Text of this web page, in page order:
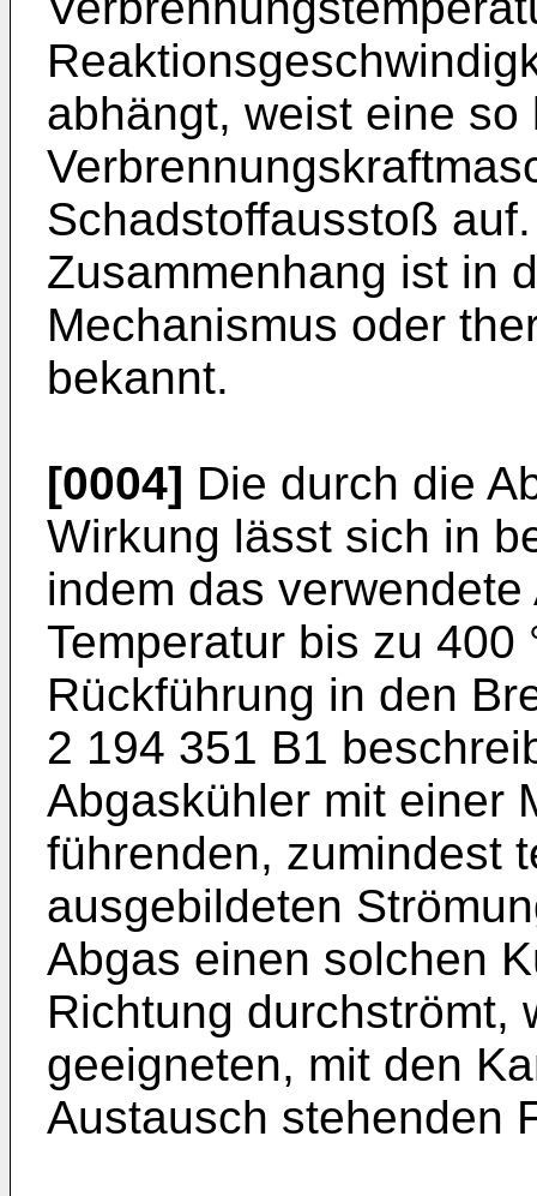
abhängt, weist eine so
Schadstoffausstoß
Zusammenhang ist in
Mechanismus oder
bekannt.
[0004] Die durch die
Wirkung lässt sich in
indem das
Temperatur bis zu 400
Rückführung in den
2 194 351 B1
Abgaskühler mit einer
führenden, zumindest
ausgebildeten
Abgas einen solchen
Richtung durchströmt,
geeigneten, mit den
Austausch stehenden